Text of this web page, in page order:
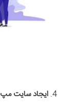
ایجاد سایت مپ